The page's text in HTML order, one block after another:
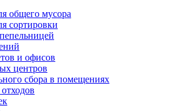
общего мусора
сортировки
и офисов
центров
сбора в помещениях